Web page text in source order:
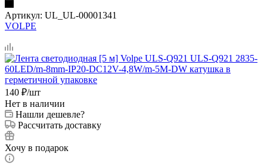
Артикул: UL_UL-00001341
VOLPE
140 ₽/шт
Нет в наличии
Нашли дешевле?
Рассчитать доставку
Хочу в подарок